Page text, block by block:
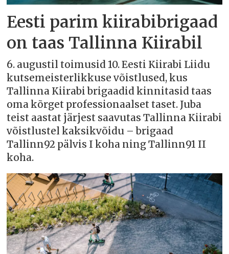
Eesti parim kiirabibrigaad
on taas Tallinna Kiirabil
6. augustil toimusid 10. Eesti Kiirabi Liidu
kutsemeisterlikkuse võistlused, kus
Tallinna Kiirabi brigaadid kinnitasid taas
oma kõrget professionaalset taset. Juba
teist aastat järjest saavutas Tallinna Kiirabi
võistlustel kaksikvõidu – brigaad
Tallinn92 pälvis I koha ning Tallinn91 II
koha.